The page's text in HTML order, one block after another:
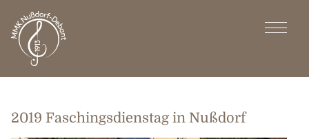
2019 Faschingsdienstag in Nußdorf